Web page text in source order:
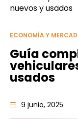
nuevos y usados
ECONOMÍA Y
Guía
usados
9 junio, 2025